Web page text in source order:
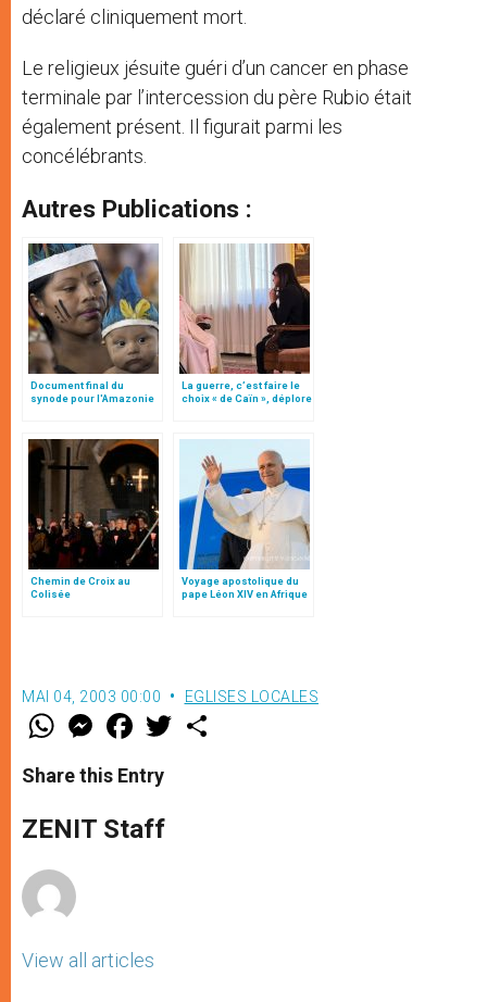
déclaré cliniquement mort.
Le religieux jésuite guéri d’un cancer en phase
terminale par l’intercession du père Rubio était
également présent. Il figurait parmi les
concélébrants.
Autres Publications :
Document final du
synode pour l'Amazonie
La guerre, c’est faire le
choix « de Caïn », déplore
Chemin de Croix au
Colisée
Voyage apostolique du
pape Léon XIV en Afrique
MAI 04, 2003 00:00 EGLISES LOCALES
W
t
s
p
p
M
e
s
e
g
e
F
a
e
b
o
k
w
Share this Entry
ZENIT Staff
View all articles